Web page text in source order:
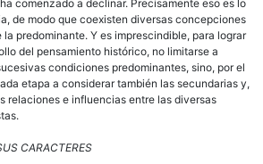
comenzado a declinar. Precisamente eso es lo
de modo que coexisten diversas concepciones
predominante. Y es imprescindible, para lograr
del pensamiento histórico, no limitarse a
condiciones predominantes, sino, por el
etapa a considerar también las secundarias y,
relaciones e influencias entre las diversas
CARACTERES